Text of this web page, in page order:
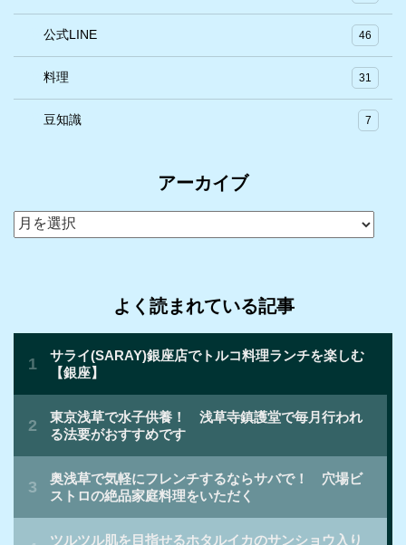
公式LINE 46
料理 31
豆知識 7
アーカイブ
ア
よく読まれている記事